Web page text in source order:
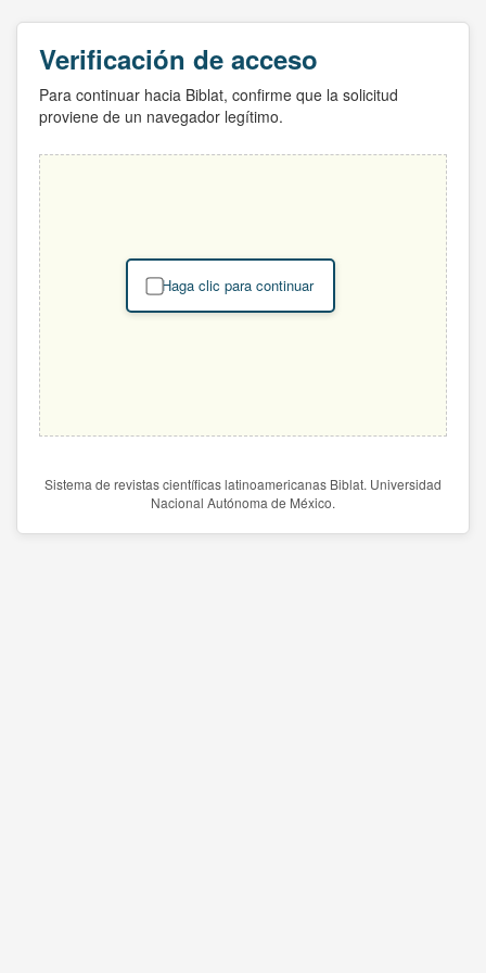
Verificación de acceso
Para continuar hacia Biblat, confirme que la solicitud
proviene de un navegador legítimo.
Haga clic para continuar
Sistema de revistas científicas latinoamericanas Biblat. Universidad
Nacional Autónoma de México.